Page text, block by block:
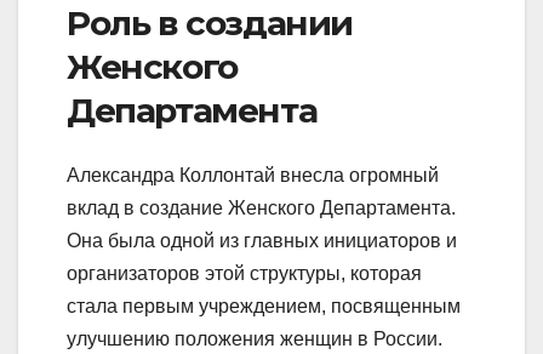
Роль в создании
Женского
Департамента
Александра Коллонтай внесла огромный
вклад в создание Женского Департамента.
Она была одной из главных инициаторов и
организаторов этой структуры, которая
стала первым учреждением, посвященным
улучшению положения женщин в России.